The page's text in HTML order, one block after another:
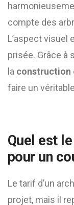
compte des
L’aspect visuel
prisée. Grâce à
la construction
faire un
Quel est
pour un
Le tarif d’un
projet, mais il